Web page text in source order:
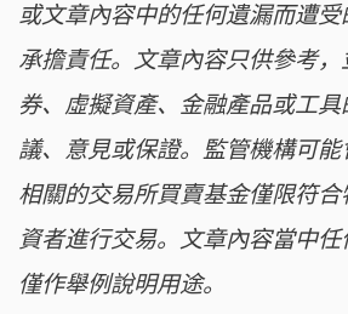
或文章內容中的任何遺漏而遭
承擔責任。文章內容只供參考
券、虛擬資產、金融產品或工
議、意見或保證。監管機構可
相關的交易所買賣基金僅限符
資者進行交易。文章內容當中
僅作舉例說明用途。